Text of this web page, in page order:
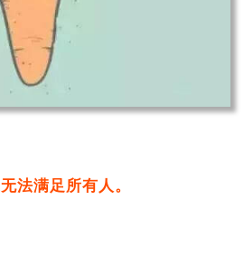
法满足所有人。